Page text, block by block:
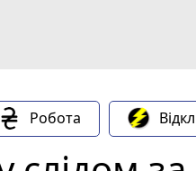
Робота